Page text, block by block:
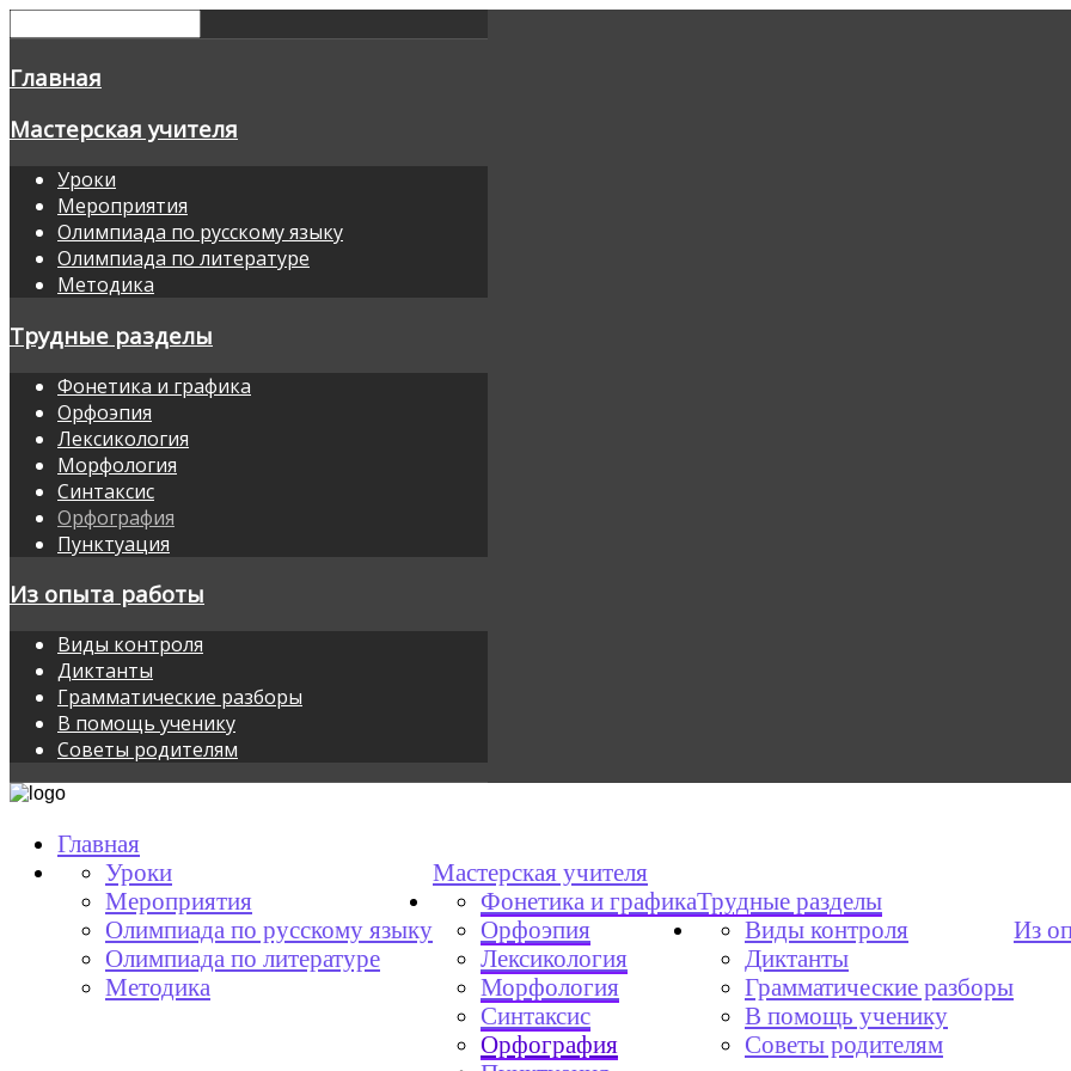
Главная
Мастерская учителя
Уроки
Мероприятия
Олимпиада по русскому языку
Олимпиада по литературе
Методика
Трудные разделы
Фонетика и графика
Орфоэпия
Лексикология
Морфология
Синтаксис
Орфография
Пунктуация
Из опыта работы
Виды контроля
Диктанты
Грамматические разборы
В помощь ученику
Советы родителям
Главная
Мастерская учителя
Уроки
Мероприятия
Олимпиада по русскому языку
Олимпиада по литературе
Методика
Трудные разделы
Фонетика и графика
Орфоэпия
Лексикология
Морфология
Синтаксис
Орфография
Из
Виды контроля
Диктанты
Грамматические разборы
В помощь ученику
Советы родителям